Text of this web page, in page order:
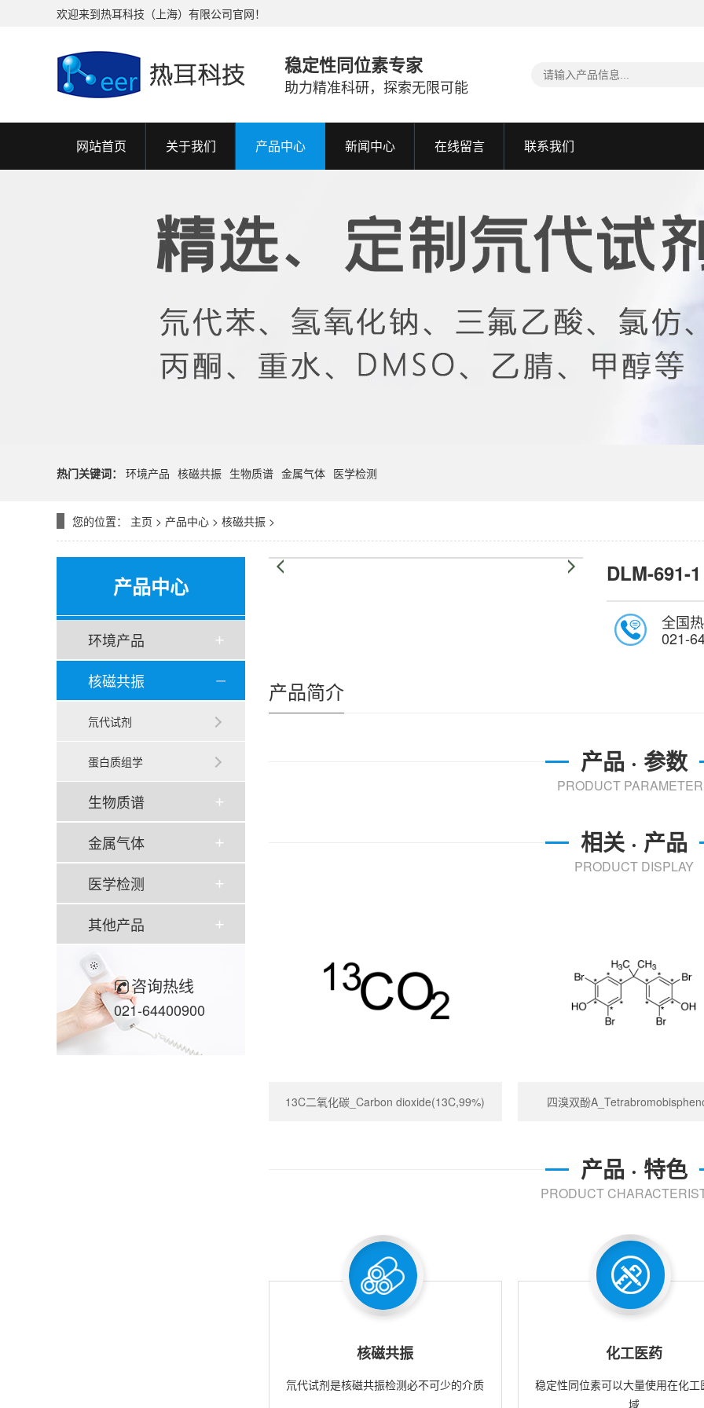
欢迎来到热耳科技（上海）有限公司官网！
稳定性同位素专家
助力精准科研，探索无限可能
网站首页 关于我们 产品中心 新闻中心 在线留言 联系我们
热门关键词： 环境产品 核磁共振 生物质谱 金属气体 医学检测
您的位置： 主页 > 产品中心 > 核磁共振 >
产品中心
环境产品
核磁共振
氘代试剂
蛋白质组学
生物质谱
金属气体
医学检测
其他产品
咨询热线
021-64400900
DLM-691-1
全国
021-
产品简介
产品 · 参数
PRODUCT
相关 · 产品
PRODUCT DISPLAY
13C二氧化碳_Carbon dioxide(13C,99%) 四溴双酚
产品 · 特色
PRODUCT
核磁共振
氘代试剂是核磁共振检测必不可少的介质
化工医药
稳定性同位素可以大量使用在化工
域